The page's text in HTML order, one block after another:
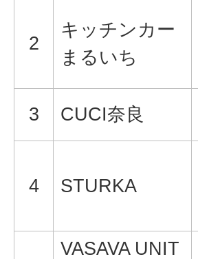
2
キッチンカー
まるいち
3 CUCI奈良
4 STURKA
VASAVA UNIT